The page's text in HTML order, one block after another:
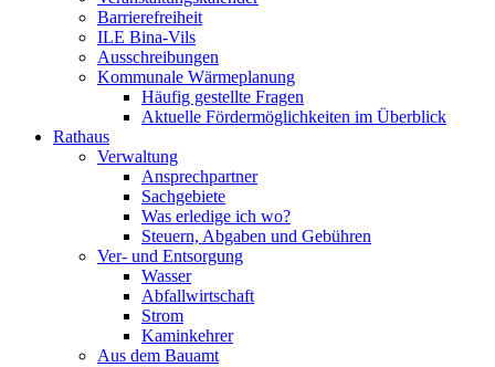
Barrierefreiheit
ILE Bina-Vils
Ausschreibungen
Kommunale Wärmeplanung
Häufig gestellte Fragen
Aktuelle Fördermöglichkeiten im Überblick
Rathaus
Verwaltung
Ansprechpartner
Sachgebiete
Was erledige ich wo?
Steuern, Abgaben und Gebühren
Ver- und Entsorgung
Wasser
Abfallwirtschaft
Strom
Kaminkehrer
Aus dem Bauamt